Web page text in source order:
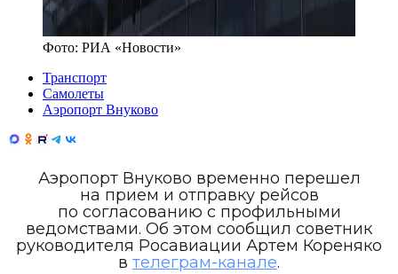
Фото: РИА «Новости»
Транспорт
Самолеты
Аэропорт Внуково
Аэропорт Внуково временно перешел
на прием и отправку рейсов
по согласованию с профильными
ведомствами. Об этом сообщил советник
руководителя Росавиации Артем Кореняко
в телеграм-канале.